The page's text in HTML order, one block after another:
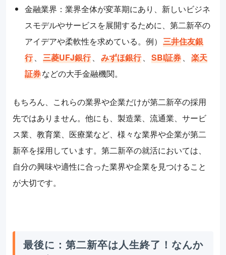
金融業界：業界全体が変革期にあり、新しいビジネ
スモデルやサービスを展開するために、第二新卒の
アイデアや柔軟性を求めている。例） 三井住友銀
行、 三菱UFJ銀行、 みずほ銀行、 SBI証券、 楽天
証券などの大手金融機関。
もちろん、これらの業界や企業だけが第二新卒の採用
先ではありません。他にも、製造業、流通業、サービ
ス業、教育業、医療業など、様々な業界や企業が第二
新卒を採用しています。第二新卒の就活においては、
自分の興味や適性に合った業界や企業を見つけること
が大切です。
最後に：第二新卒は人生終了！なんか